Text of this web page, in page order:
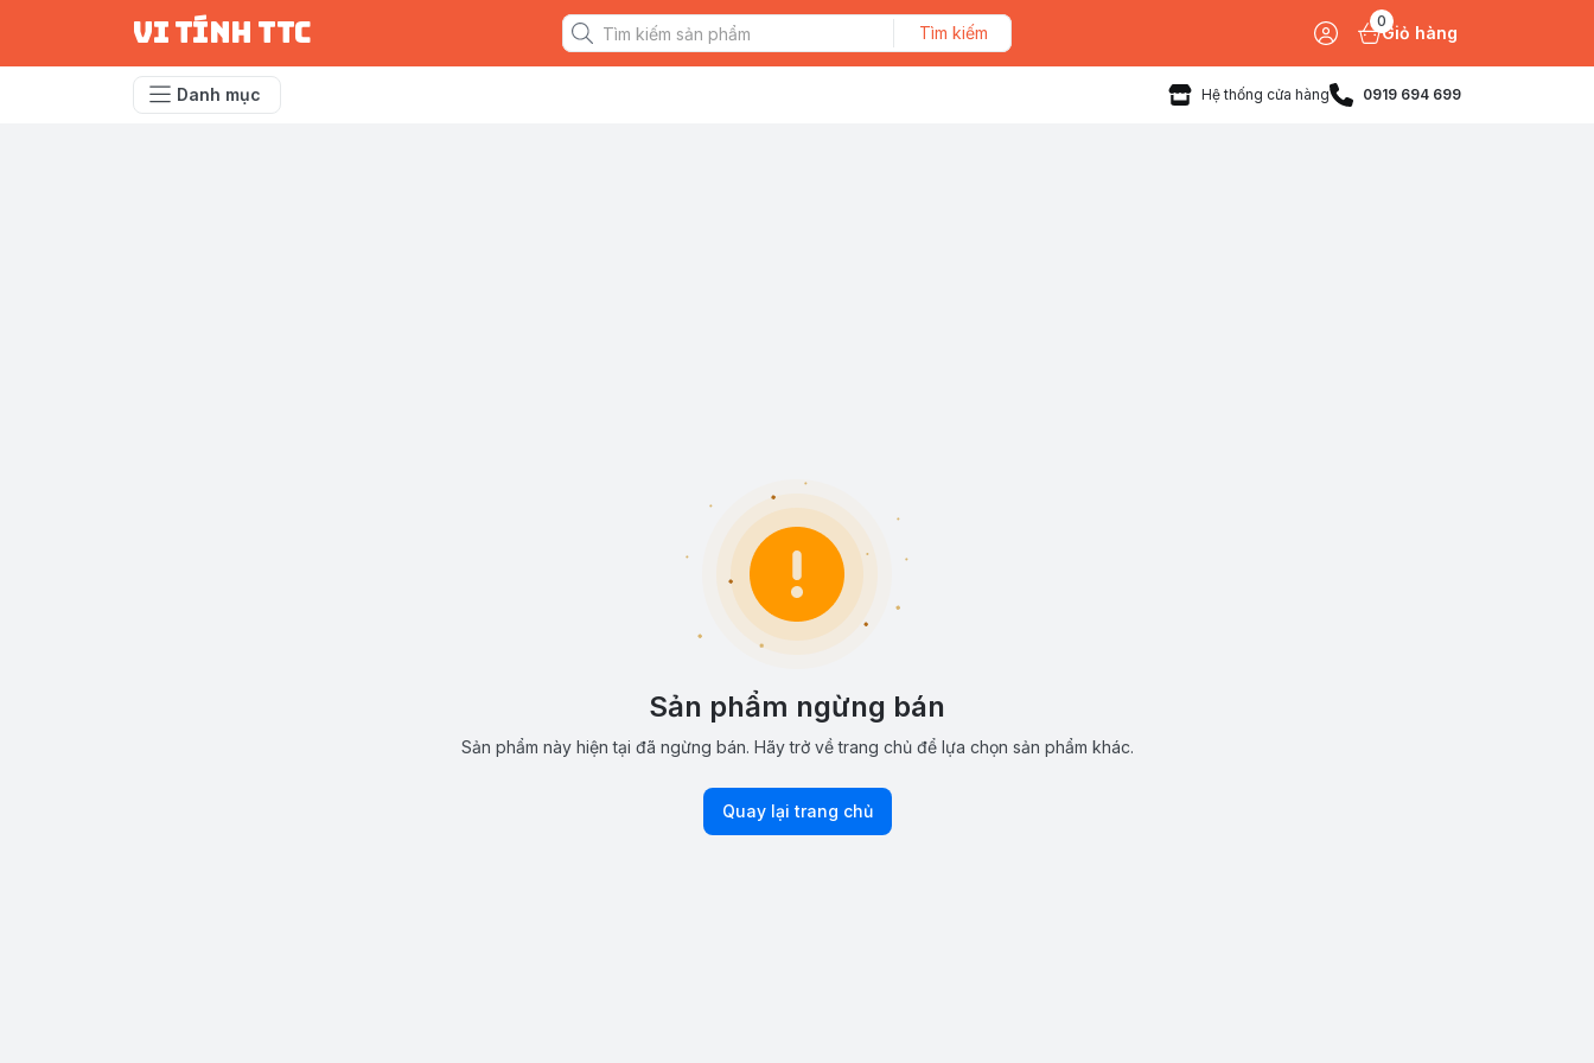
vi tính ttc Tìm kiếm
0
Giỏ hàng
Danh mục Hệ thống cửa hàng 0919 694 699
Sản phẩm ngừng bán
Sản phẩm này hiện tại đã ngừng bán. Hãy trở về trang chủ để lựa chọn sản phẩm khác.
Quay lại trang chủ